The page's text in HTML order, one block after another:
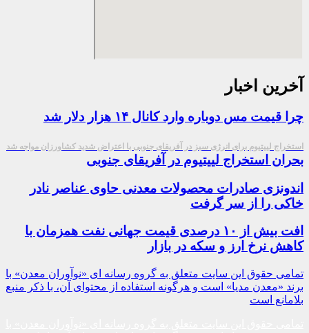
آخرین اخبار
چرا قیمت مس دوباره وارد کانال ۱۴ هزار دلار شد
استخراج لییتیوم برای انرژی سبز در آفریقای جنوبی با اعتراض شدید کشاورزان مواجه شد
بحران استخراج لییتیوم در آفریقای جنوبی
اندونزی صادرات محصولات معدنی حاوی عناصر نادر
خاکی را از سر گرفت
افت بیش از ۱۰ درصدی قیمت جهانی نفت همزمان با
کاهش نرخ ارز و سکه در بازار
تمامی حقوق این سایت متعلق به گروه رسانه ای «نوآوران معدن» با
برند «معدن مدیا» است و هرگونه استفاده از محتوای آن، با ذکر منبع
بلامانع است